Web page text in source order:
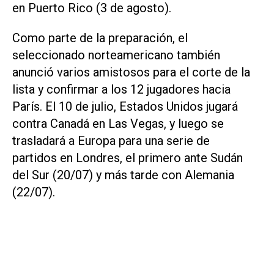
en Puerto Rico (3 de agosto).
Como parte de la preparación, el
seleccionado norteamericano también
anunció varios amistosos para el corte de la
lista y confirmar a los 12 jugadores hacia
París. El 10 de julio, Estados Unidos jugará
contra Canadá en Las Vegas, y luego se
trasladará a Europa para una serie de
partidos en Londres, el primero ante Sudán
del Sur (20/07) y más tarde con Alemania
(22/07).